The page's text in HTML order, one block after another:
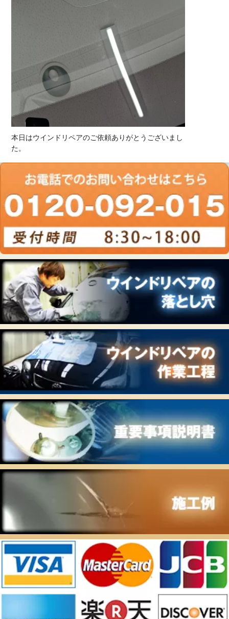
本日はウインドリペアのご依頼ありがとうございまし
た。